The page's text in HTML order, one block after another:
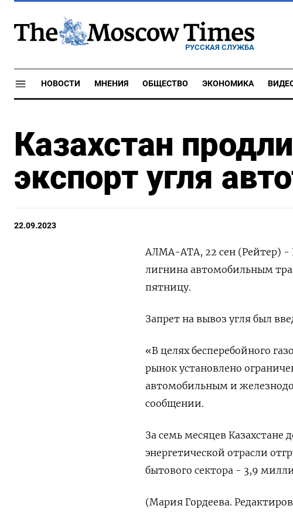
РУССКАЯ СЛУЖБА
НОВОСТИ МНЕНИЯ ОБЩЕСТВО ЭКОНОМИКА
Казахстан
экспорт угля
22.09.2023
АЛМА-АТА, 22 сен (Рейтер) -
лигнина автомобильным
пятницу.
Запрет на вывоз угля был
«В целях бесперебойного
рынок установлено
автомобильным и
сообщении.
За семь месяцев Казахстане
энергетической отрасли
бытового сектора - 3,9
(Мария Гордеева.